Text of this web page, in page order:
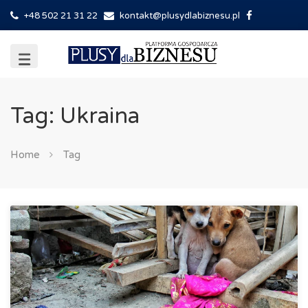
+48 502 21 31 22 kontakt@plusydlabiznesu.pl
Tag: Ukraina
Home Tag